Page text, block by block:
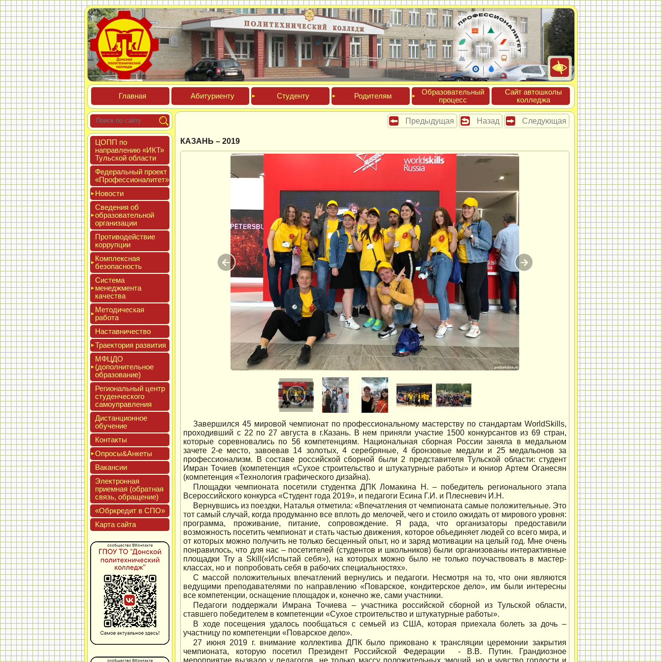
Глав­ная Аби­тури­ен­ту Сту­ден­ту Роди­телям
Обра­зова­тель­ный
про­цесс
Сайт ав­тошко­лы
кол­леджа
ЦОПП по
нап­равле­нию «ИКТ»
Туль­ской об­ласти
Феде­раль­ный про­ект
«Про­фес­си­она­литет»
Новос­ти
Све­дения об
об­ра­зова­тель­ной
ор­га­низа­ции
Про­тиво­дей­ствие
кор­рупции
Ком­плексная
бе­зопас­ность
Сис­те­ма
ме­нед­жмен­та
ка­чес­тва
Мето­дичес­кая
ра­бота
Нас­тавни­чес­тво
Тра­ек­то­рия раз­ви­тия
МФЦДО
(до­пол­ни­тель­ное
об­ра­зова­ние)
Реги­ональ­ный центр
сту­ден­ческо­го
са­мо­уп­равле­ния
Дис­танци­он­ное
обу­чение
Кон­такты
Опро­сы&Анке­ты
Вакан­сии
Элек­трон­ная
при­ем­ная (об­ратная
связь, об­ра­щение)
«Обркре­дит в СПО»
Кар­та сай­та
Предыдущая Назад Следующая
КАЗАНЬ – 2019
Завершился 45 мировой чемпионат по профессиональному мастерству по стандартам WorldSkills,
проходивший с 22 по 27 августа в г.Казань. В нем приняли участие 1500 конкурсантов из 69 стран,
которые соревновались по 56 компетенциям. Национальная сборная России заняла в медальном
зачете 2-е место, завоевав 14 золотых, 4 серебряные, 4 бронзовые медали и 25 медальонов за
профессионализм. В составе российской сборной были 2 представителя Тульской области: студент
Имран Точиев (компетенция «Сухое строительство и штукатурные работы» и юниор Артем Оганесян
(компетенция «Технология графического дизайна).
Площадки чемпионата посетили студентка ДПК Ломакина Н. – победитель регионального этапа
Всероссийского конкурса «Студент года 2019», и педагоги Есина Г.И. и Плесневич И.Н.
Вернувшись из поездки, Наталья отметила: «Впечатления от чемпионата самые положительные. Это
тот самый случай, когда продуманно все вплоть до мелочей, чего и стоило ожидать от мирового уровня:
программа, проживание, питание, сопровождение. Я рада, что организаторы предоставили
возможность посетить чемпионат и стать частью движения, которое объединяет людей со всего мира, и
от которых можно получить не только бесценный опыт, но и заряд мотивации на целый год. Мне очень
понравилось, что для нас – посетителей (студентов и школьников) были организованы интерактивные
площадки Try a Skill(«Испытай себя»), на которых можно было не только поучаствовать в мастер-
классах, но и попробовать себя в рабочих специальностях».
С массой положительных впечатлений вернулись и педагоги. Несмотря на то, что они являются
ведущими преподавателями по направлению «Поварское, кондитерское дело», им были интересны
все компетенции, оснащение площадок и, конечно же, сами участники.
Педагоги поддержали Имрана Точиева – участника российской сборной из Тульской области,
ставшего победителем в компетенции «Сухое строительство и штукатурные работы».
В ходе посещения удалось пообщаться с семьей из США, которая приехала болеть за дочь –
участницу по компетенции «Поварское дело».
27 июня 2019 г. внимание коллектива ДПК было приковано к трансляции церемонии закрытия
чемпионата, которую посетил Президент Российской Федерации - В.В. Путин. Грандиозное